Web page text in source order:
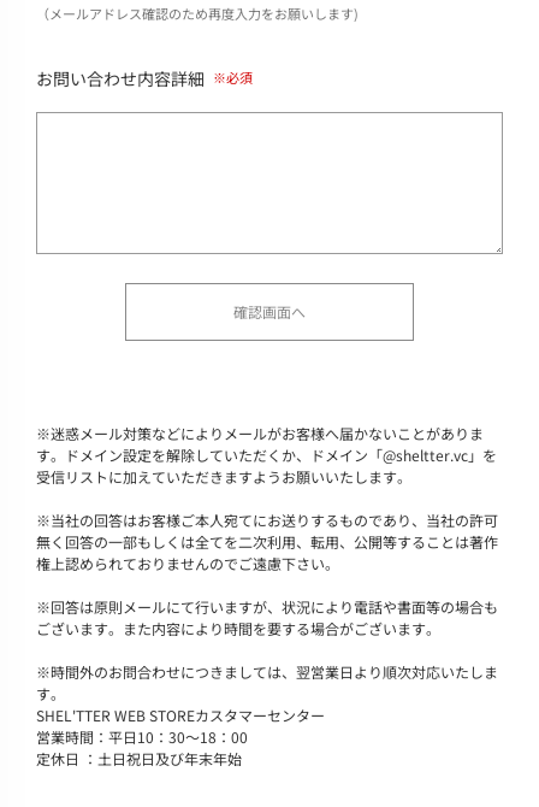
（メールアドレス確認のため再度入力をお願いします)
お問い合わせ内容詳細
※迷惑メール対策などによりメールがお客様へ届かないことがありま
す。ドメイン設定を解除していただくか、ドメイン「@sheltter.vc」を
受信リストに加えていただきますようお願いいたします。
※当社の回答はお客様ご本人宛てにお送りするものであり、当社の許可
無く回答の一部もしくは全てを二次利用、転用、公開等することは著作
権上認められておりませんのでご遠慮下さい。
※回答は原則メールにて行いますが、状況により電話や書面等の場合も
ございます。また内容により時間を要する場合がございます。
※時間外のお問合わせにつきましては、翌営業日より順次対応いたしま
す。
SHEL'TTER WEB STOREカスタマーセンター
営業時間：平日10：30～18：00
定休日 ：土日祝日及び年末年始